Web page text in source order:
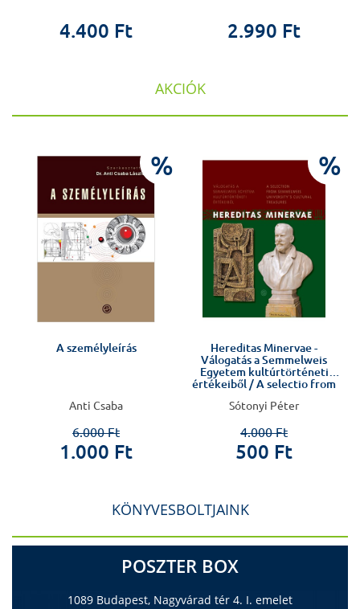
4.400 Ft 2.990 Ft
AKCIÓK
%
A személyleírás
Anti Csaba
6.000 Ft
1.000 Ft
%
Hereditas Minervae -
Válogatás a Semmelweis
Egyetem kultúrtörténeti
értékeiből / A selectio from
cultura
Sótonyi Péter
4.000 Ft
500 Ft
KÖNYVESBOLTJAINK
POSZTER BOX
1089 Budapest, Nagyvárad tér 4. I. emelet